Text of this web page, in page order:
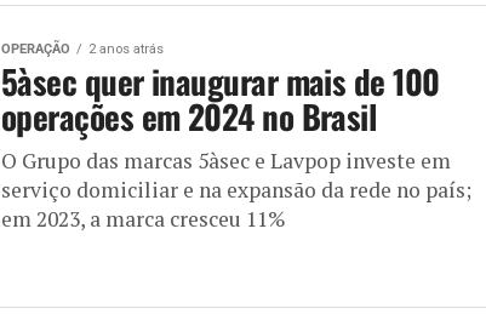
OPERAÇÃO 2 anos atrás
5àsec quer inaugurar mais de 100
operações em 2024 no Brasil
O Grupo das marcas 5àsec e Lavpop investe em
serviço domiciliar e na expansão da rede no país;
em 2023, a marca cresceu 11%